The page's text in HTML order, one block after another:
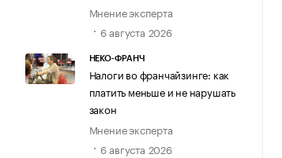
Мнение эксперта
6 августа 2026
НЕКО-ФРАНЧ
Налоги во франчайзинге: как
платить меньше и не нарушать
закон
Мнение эксперта
6 августа 2026